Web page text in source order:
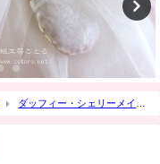
ダッフィー・シェリーメイ